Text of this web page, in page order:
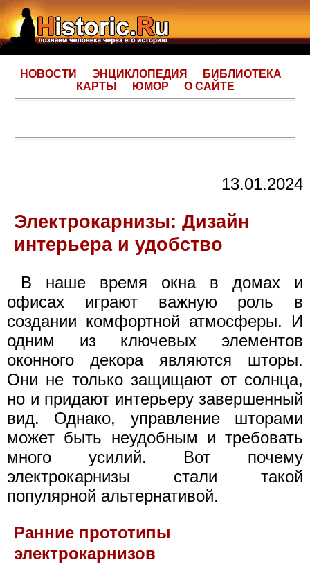
НОВОСТИ ЭНЦИКЛОПЕДИЯ
БИБЛИОТЕКА
КАРТЫ
ЮМОР О САЙТЕ
13.01.2024
Электрокарнизы: Дизайн
интерьера и удобство
В наше время окна в домах и
офисах играют важную роль в
создании комфортной атмосферы. И
одним из ключевых элементов
оконного декора являются шторы.
Они не только защищают от солнца,
но и придают интерьеру завершенный
вид. Однако, управление шторами
может быть неудобным и требовать
много усилий. Вот почему
электрокарнизы стали такой
популярной альтернативой.
Ранние прототипы
электрокарнизов